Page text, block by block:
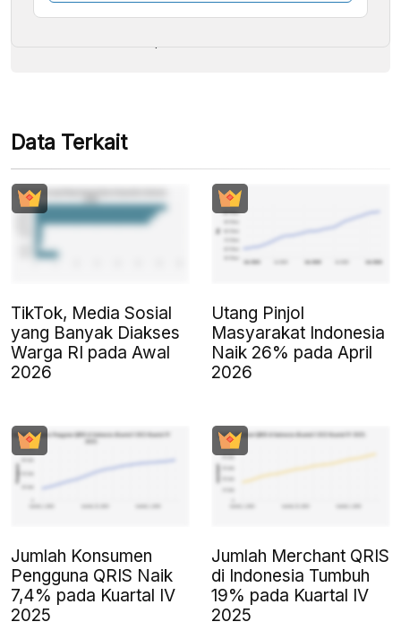
Beberapa metode pembayaran masih dalam
Data Terkait
TikTok, Media Sosial
yang Banyak Diakses
Warga RI pada Awal
2026
Utang Pinjol
Masyarakat Indonesia
Naik 26% pada April
2026
Jumlah Konsumen
Pengguna QRIS Naik
7,4% pada Kuartal IV
2025
Jumlah Merchant QRIS
di Indonesia Tumbuh
19% pada Kuartal IV
2025